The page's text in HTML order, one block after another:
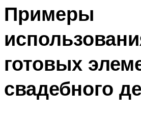
Примеры
готовых
свадебного